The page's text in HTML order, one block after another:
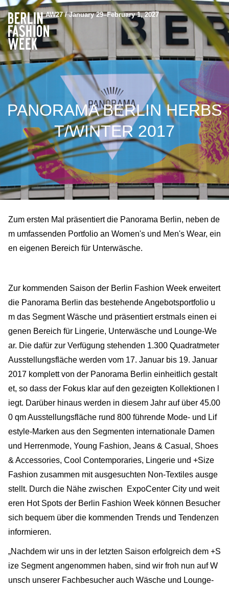
AW27 / January 29–February 1, 2027
PANORAMA BERLIN HERBS
T/WINTER 2017
Zum ersten Mal präsentiert die Panorama Berlin, neben de
m umfassenden Portfolio an Women's und Men's Wear, ein
en eigenen Bereich für Unterwäsche.
Zur kommenden Saison der Berlin Fashion Week erweitert
die Panorama Berlin das bestehende Angebotsportfolio u
m das Segment Wäsche und präsentiert erstmals einen ei
genen Bereich für Lingerie, Unterwäsche und Lounge-We
ar. Die dafür zur Verfügung stehenden 1.300 Quadratmeter
Ausstellungsfläche werden vom 17. Januar bis 19. Januar
2017 komplett von der Panorama Berlin einheitlich gestalt
et, so dass der Fokus klar auf den gezeigten Kollektionen l
iegt. Darüber hinaus werden in diesem Jahr auf über 45.00
0 qm Ausstellungsfläche rund 800 führende Mode- und Lif
estyle-Marken aus den Segmenten internationale Damen
und Herrenmode, Young Fashion, Jeans & Casual, Shoes
& Accessories, Cool Contemporaries, Lingerie und +Size
Fashion zusammen mit ausgesuchten Non-Textiles ausge
stellt. Durch die Nähe zwischen ExpoCenter City und weit
eren Hot Spots der Berlin Fashion Week können Besucher
sich bequem über die kommenden Trends und Tendenzen
informieren.
„Nachdem wir uns in der letzten Saison erfolgreich dem +S
ize Segment angenommen haben, sind wir froh nun auf W
unsch unserer Fachbesucher auch Wäsche und Lounge-